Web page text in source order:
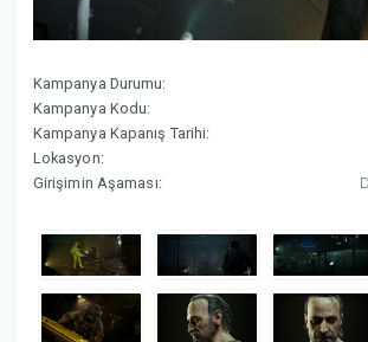
Kampanya Durumu:
Kampanya Kodu:
Kampanya Kapanış Tarihi:
Lokasyon:
Girişimin Aşaması: